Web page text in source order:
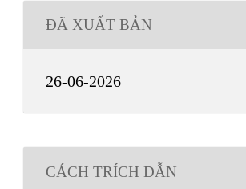
ĐÃ XUẤT BẢN
26-06-2026
CÁCH TRÍCH DẪN